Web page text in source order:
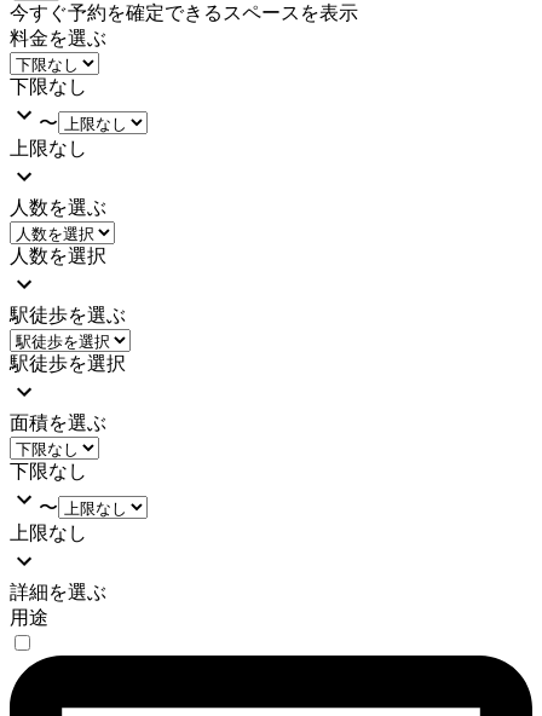
今すぐ予約を確定できるスペースを表示
料金を選ぶ
下限なし
〜
上限なし
人数を選ぶ
人数を選択
駅徒歩を選ぶ
駅徒歩を選択
面積を選ぶ
下限なし
〜
上限なし
詳細を選ぶ
用途